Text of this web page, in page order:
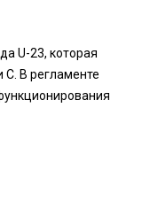
U-23, которая
В регламенте